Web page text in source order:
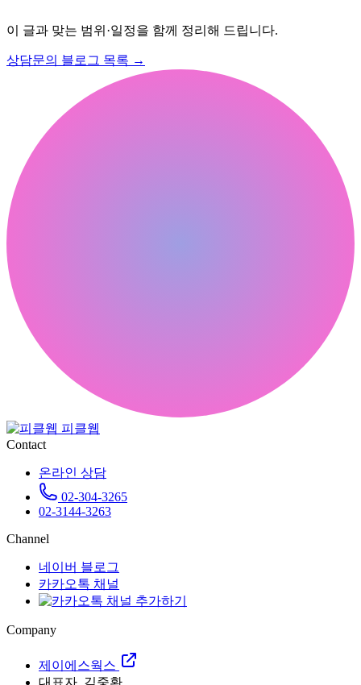
이 글과 맞는 범위·일정을 함께 정리해 드립니다.
상담문의 블로그 목록 →
피클웹
Contact
온라인 상담
02-304-3265
02-3144-3263
Channel
네이버 블로그
카카오톡 채널
Company
제이에스웍스
대표자. 김중환